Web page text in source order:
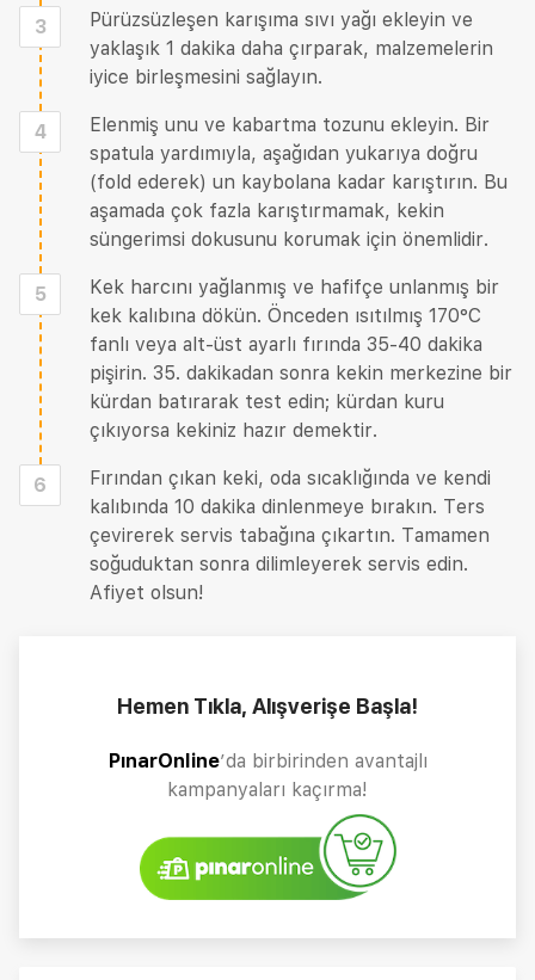
3
Pürüzsüzleşen karışıma sıvı yağı ekleyin ve
yaklaşık 1 dakika daha çırparak, malzemelerin
iyice birleşmesini sağlayın.
4
Elenmiş unu ve kabartma tozunu ekleyin. Bir
spatula yardımıyla, aşağıdan yukarıya doğru
(fold ederek) un kaybolana kadar karıştırın. Bu
aşamada çok fazla karıştırmamak, kekin
süngerimsi dokusunu korumak için önemlidir.
5
Kek harcını yağlanmış ve hafifçe unlanmış bir
kek kalıbına dökün. Önceden ısıtılmış 170°C
fanlı veya alt-üst ayarlı fırında 35-40 dakika
pişirin. 35. dakikadan sonra kekin merkezine bir
kürdan batırarak test edin; kürdan kuru
çıkıyorsa kekiniz hazır demektir.
6
Fırından çıkan keki, oda sıcaklığında ve kendi
kalıbında 10 dakika dinlenmeye bırakın. Ters
çevirerek servis tabağına çıkartın. Tamamen
soğuduktan sonra dilimleyerek servis edin.
Afiyet olsun!
Hemen Tıkla, Alışverişe Başla!
PınarOnline’da birbirinden avantajlı
kampanyaları kaçırma!